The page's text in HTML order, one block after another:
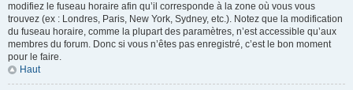
modifiez le fuseau horaire afin qu’il corresponde à la zone où vous vous
trouvez (ex : Londres, Paris, New York, Sydney, etc.). Notez que la modification
du fuseau horaire, comme la plupart des paramètres, n’est accessible qu’aux
membres du forum. Donc si vous n’êtes pas enregistré, c’est le bon moment
pour le faire.
Haut